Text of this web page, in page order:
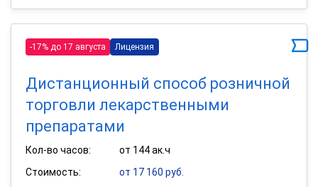
-17% до 17 августа Лицензия
Дистанционный способ розничной
торговли лекарственными
препаратами
Кол-во часов:
от 144 ак.ч
Стоимость:
от 17 160 руб.